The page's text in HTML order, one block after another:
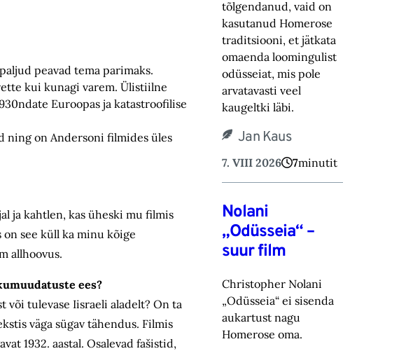
peavad tema parimaks.
kui kunagi varem. Ülistiilne
Euroopas ja katastroofilise
ning on Andersoni filmides üles
ja kahtlen, kas üheski mu filmis
see küll ka minu kõige
allhoovus.
ees?
või tulevase Iisraeli aladelt? On ta
väga sügav tähendus. Filmis
1932. aastal. Osalevad fašistid,
tõlgendanud, vaid on
kasutanud Homerose
tra‎ditsiooni, et jätkata
omaenda loomingulist
odüsseiat, mis pole
arvatavasti veel
kaugeltki läbi.‎
Jan Kaus
7. VIII 2026 7minutit
Nolani
„Odüsseia“ –
suur film
Christopher Nolani
„Odüsseia“ ei sisenda
aukartust nagu
Homerose oma.‎